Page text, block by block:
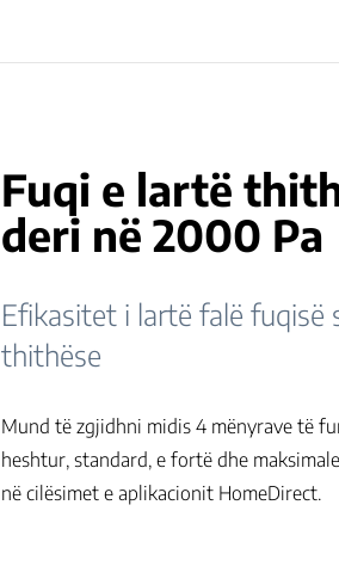
Fuqi e lartë
deri në 2000 Pa
Efikasitet i lartë falë fuqisë
thithëse
Mund të zgjidhni midis 4 mënyrave të
heshtur, standard, e fortë dhe
në cilësimet e aplikacionit HomeDirect.